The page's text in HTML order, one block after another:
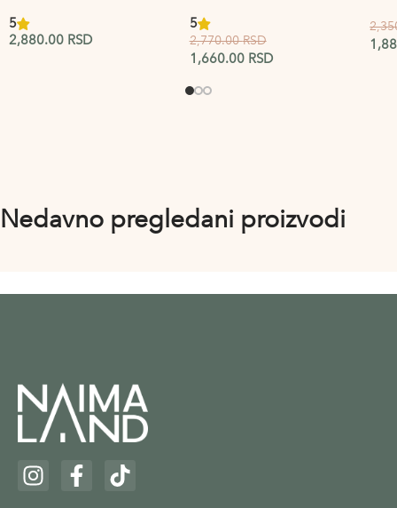
5
2,880.00 RSD
5
2,770.00RSD
1,660.00 RSD
Nedavno pregledani proizvodi